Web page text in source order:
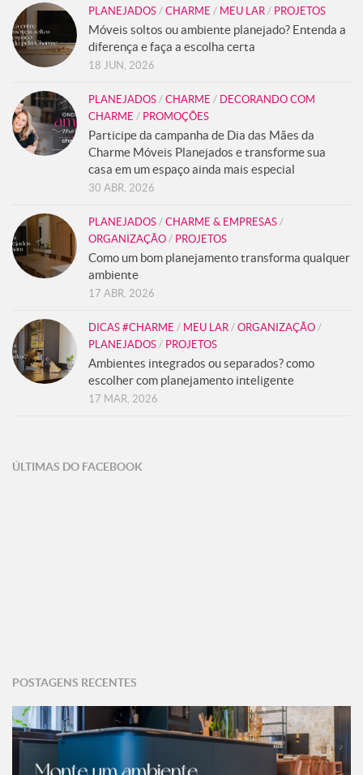
PLANEJADOS / CHARME / MEU LAR / PROJETOS
Móveis soltos ou ambiente planejado? Entenda a
diferença e faça a escolha certa
18 JUN, 2026
PLANEJADOS / CHARME / DECORANDO COM
CHARME / PROMOÇÕES
Participe da campanha de Dia das Mães da
Charme Móveis Planejados e transforme sua
casa em um espaço ainda mais especial
30 ABR, 2026
PLANEJADOS / CHARME & EMPRESAS /
ORGANIZAÇÃO / PROJETOS
Como um bom planejamento transforma qualquer
ambiente
17 ABR, 2026
DICAS #CHARME / MEU LAR / ORGANIZAÇÃO /
PLANEJADOS / PROJETOS
Ambientes integrados ou separados? como
escolher com planejamento inteligente
17 MAR, 2026
ÚLTIMAS DO FACEBOOK
POSTAGENS RECENTES